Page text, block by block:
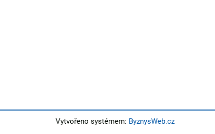
Vytvořeno systémem: ByznysWeb.cz